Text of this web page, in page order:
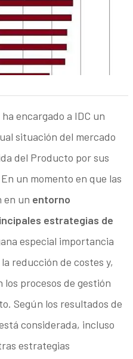
encargado a IDC un
situación del mercado
del Producto por sus
un momento en que las
en un entorno
estrategias de
especial importancia
reducción de costes y,
procesos de gestión
Según los resultados de
considerada, incluso
estrategias